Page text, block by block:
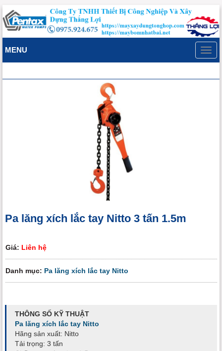
MENU
Pa lăng xích lắc tay Nitto 3 tấn 1.5m
Giá: Liên hệ
Danh mục: Pa lăng xích lắc tay Nitto
THÔNG SỐ KỸ THUẬT
Pa lăng xích lắc tay Nitto
Hãng sản xuất: Nitto
Tải trọng: 3 tấn